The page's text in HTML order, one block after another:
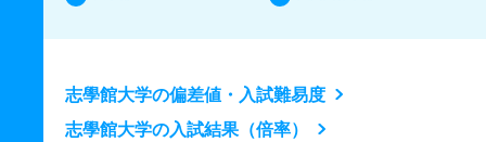
志學館大学の偏差値・入試難易度
志學館大学の入試結果（倍率）